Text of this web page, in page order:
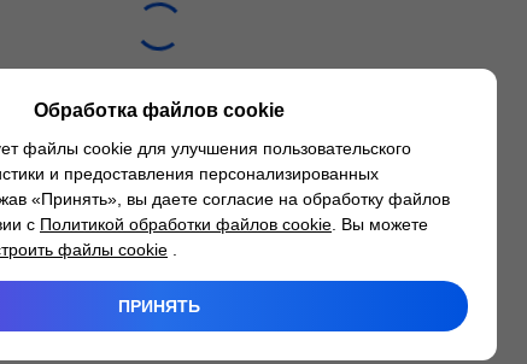
Обработка файлов cookie
файлы cookie для улучшения пользовательского
и предоставления персонализированных
«Принять», вы даете согласие на обработку файлов
с Политикой обработки файлов cookie . Вы можете
файлы cookie
ПРИНЯТЬ